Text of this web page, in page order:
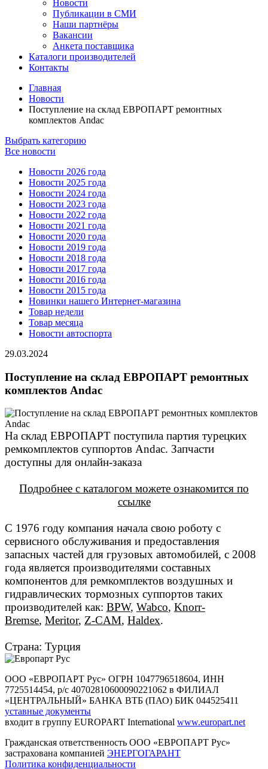
Новости
Публикации в СМИ
Наши партнёры
Вакансии
Анкета поставщика
Каталоги производителей
Контакты
Главная
Новости
Поступление на склад ЕВРОПАРТ ремонтных
комплектов Andac
Выбрать категорию
Все новости
Новости 2026 года
Новости 2025 года
Новости 2024 года
Новости 2023 года
Новости 2022 года
Новости 2021 года
Новости 2020 года
Новости 2019 года
Новости 2018 года
Новости 2017 года
Новости 2016 года
Новости 2015 года
Новинки нашего Интернет-магазина
Товар недели
Товар месяца
Новости автоспорта
29.03.2024
Поступление на склад ЕВРОПАРТ ремонтных
комплектов Andac
На склад ЕВРОПАРТ поступила партия турецких
ремкомплектов суппортов Andac. Запчасти
доступны для онлайн-заказа
Подробнее с каталогом можете ознакомится по
ссылке
С 1976 году компания начала свою роботу с
сервисного обслуживания и предоставления
запасных частей для грузовых автомобилей, с 2008
года является производителями составных
компонентов для ремкомплектов воздушных и
гидравлических тормозных суппортов таких
производителей как: BPW, Wabco, Knorr-
Bremse, Meritor, Z-CAM, Haldex.
Страна: Турция
ООО «ЕВРОПАРТ Рус» ОГРН 1047796518604, ИНН
7725514454, р/с 40702810600090221062 в ФИЛИАЛ
«ЦЕНТРАЛЬНЫЙ» БАНКА ВТБ (ПАО) БИК 044525411
уставные документы
входит в группу EUROPART International www.europart.net
Гражданская ответственность ООО «ЕВРОПАРТ Рус»
застрахована компанией ЭНЕРГОГАРАНТ
Политика конфиденциальности